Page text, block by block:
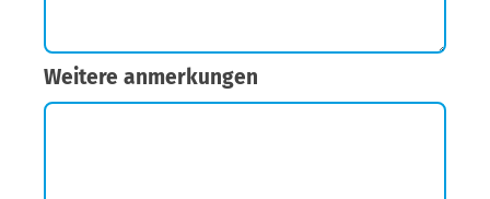
Weitere anmerkungen